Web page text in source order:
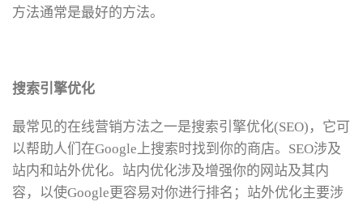
方法通常是最好的方法。
搜索引擎优化
最常见的在线营销方法之一是搜索引擎优化(SEO)，它可
以帮助人们在Google上搜索时找到你的商店。SEO涉及
站内和站外优化。站内优化涉及增强你的网站及其内
容，以使Google更容易对你进行排名；站外优化主要涉